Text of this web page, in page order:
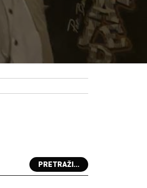
PRETRAŽI...